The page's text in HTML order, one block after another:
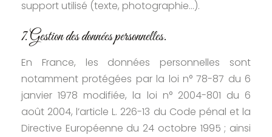
support utilisé (texte, photographie…).
7. Gestion des données personnelles.
En France, les données personnelles sont
notamment protégées par la loi n° 78-87 du 6
janvier 1978 modifiée, la loi n° 2004-801 du 6
août 2004, l’article L. 226-13 du Code pénal et la
Directive Européenne du 24 octobre 1995 ; ainsi